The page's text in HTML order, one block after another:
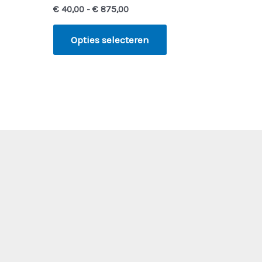
€ 40,00 - € 875,00
Opties selecteren